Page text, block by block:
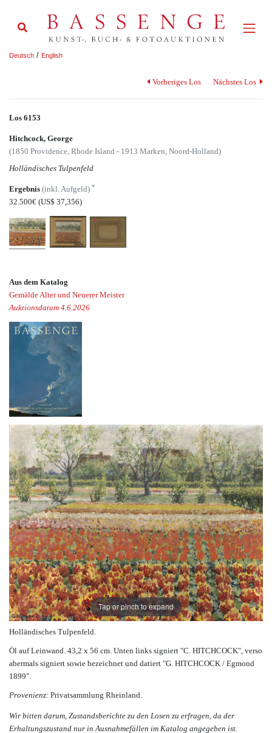
Deutsch / English
Vorheriges Los Nächstes Los
Los 6153
Hitchcock, George
(1850 Providence, Rhode Island - 1913 Marken, Noord-Holland)
Holländisches Tulpenfeld
Ergebnis (inkl. Aufgeld) *
32.500€ (US$ 37,356)
Aus dem Katalog
Gemälde Alter und Neuerer Meister
Auktionsdatum 4.6.2026
Tap or pinch to expand
Holländisches Tulpenfeld.
Öl auf Leinwand. 43,2 x 56 cm. Unten links signiert "C. HITCHCOCK", verso
abermals signiert sowie bezeichnet und datiert "G. HITCHCOCK / Egmond
1899".
Provenienz: Privatsammlung Rheinland.
Wir bitten darum, Zustandsberichte zu den Losen zu erfragen, da der
Erhaltungszustand nur in Ausnahmefällen im Katalog angegeben ist.